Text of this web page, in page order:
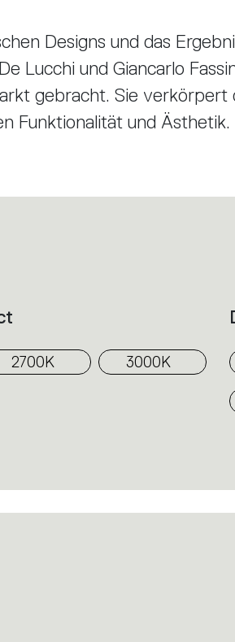
Designs und das
Lucchi und Giancarlo
gebracht. Sie verkörpert
Funktionalität und Ästhetik.
2700K 3000K